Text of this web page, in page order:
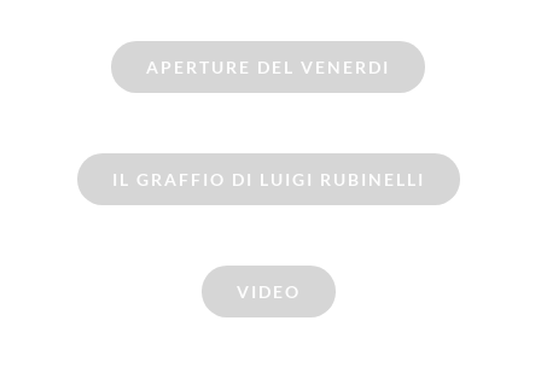
APERTURE DEL VENERDI
IL GRAFFIO DI LUIGI RUBINELLI
VIDEO